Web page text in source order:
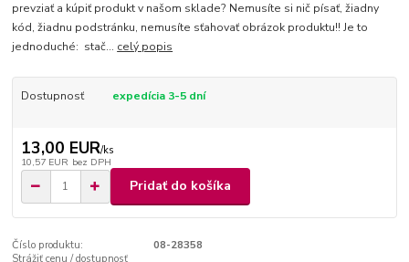
prevziať a kúpiť produkt v našom sklade? Nemusíte si nič písať, žiadny
kód, žiadnu podstránku, nemusíte sťahovať obrázok produktu!! Je to
jednoduché: stač... celý popis
Dostupnosť expedícia 3-5 dní
13,00 EUR/ks
10,57 EUR bez DPH
Pridať do košíka
Číslo produktu:
08-28358
Strážiť cenu / dostupnosť